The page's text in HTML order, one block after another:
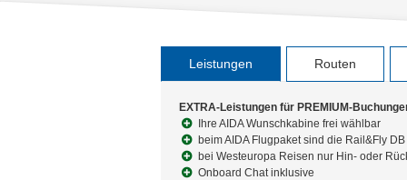
Leistungen Routen
EXTRA-Leistungen für PREMIUM-
Ihre AIDA Wunschkabine frei wählbar
beim AIDA Flugpaket sind die Rail&Fly
bei Westeuropa Reisen nur Hin- oder
Onboard Chat inklusive